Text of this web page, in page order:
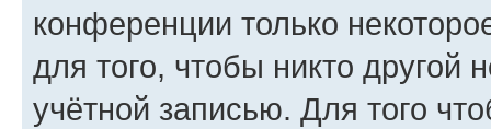
конференции только
для того, чтобы никто другой
учётной записью. Для того